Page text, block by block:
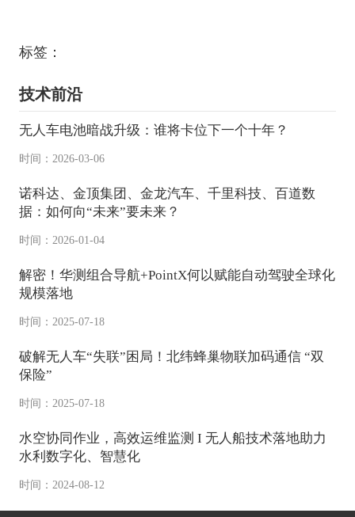
标签：
技术前沿
无人车电池暗战升级：谁将卡位下一个十年？
时间：2026-03-06
诺科达、金顶集团、金龙汽车、千里科技、百道数
据：如何向“未来”要未来？
时间：2026-01-04
解密！华测组合导航+PointX何以赋能自动驾驶全球化
规模落地
时间：2025-07-18
破解无人车“失联”困局！北纬蜂巢物联加码通信 “双
保险”
时间：2025-07-18
水空协同作业，高效运维监测 I 无人船技术落地助力
水利数字化、智慧化
时间：2024-08-12